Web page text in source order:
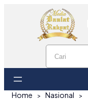
Home
Nasional